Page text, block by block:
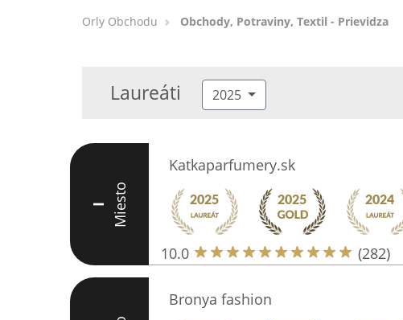
Orly Obchodu Obchody, Potraviny, Textil - Prievidza
Laureáti 2025
I Miesto
Katkaparfumery.sk
10.0 (282)
Bronya fashion